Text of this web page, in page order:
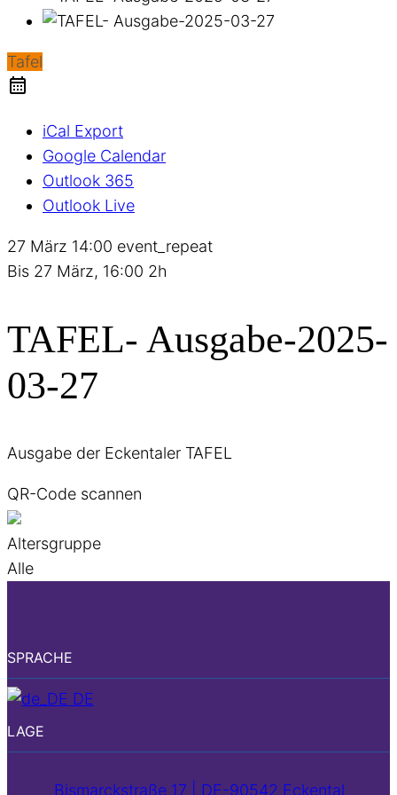
Tafel
iCal Export
Google Calendar
Outlook 365
Outlook Live
27 März 14:00 event_repeat
Bis 27 März, 16:00 2h
TAFEL- Ausgabe-2025-
03-27
Ausgabe der Eckentaler TAFEL
QR-Code scannen
Altersgruppe
Alle
SPRACHE
DE
LAGE
Bismarckstraße 17 | DE-90542 Eckental